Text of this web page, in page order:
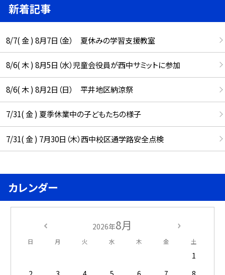
新着記事
8/7( 金 ) 8月7日（金） 夏休みの学習支援教室
8/6( 木 ) 8月5日（水）児童会役員が西中サミットに参加
8/6( 木 ) 8月2日（日） 平井地区納涼祭
7/31( 金 ) 夏季休業中の子どもたちの様子
7/31( 金 ) 7月30日（木）西中校区通学路安全点検
カレンダー
2026年8月
日 月 火 水 木 金 土
1